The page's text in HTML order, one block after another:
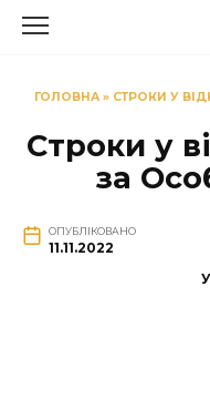
ГОЛОВНА» СТРОКИ У
Строки у
за
ОПУБЛІКОВАНО
11.11.2022